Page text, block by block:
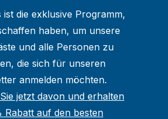
ist die exklusive Programm,
haben, um unsere
und alle Personen zu
die sich für unseren
anmelden möchten.
jetzt davon und erhalten
Rabatt auf den besten